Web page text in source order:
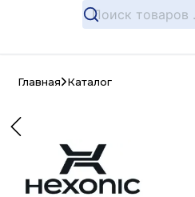
Главная Каталог